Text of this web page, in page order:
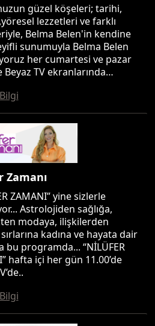
güzel köşeleri; tarihi,
lezzetleri ve farklı
Belma Belen'in kendine
sunumuyla Belma Belen
her cumartesi ve pazar
Beyaz TV ekranlarında…
Zamanı
ZAMANI” yine sizlerle
Astrolojiden sağlığa,
modaya, ilişkilerden
kadına ve hayata dair
bu programda... “NİLÜFER
hafta içi her gün 11.00’de